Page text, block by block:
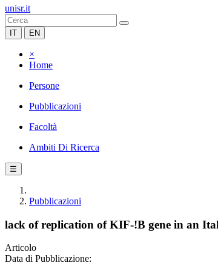
unisr.it
IT EN
×
Home
Persone
Pubblicazioni
Facoltà
Ambiti Di Ricerca
☰
Pubblicazioni
lack of replication of KIF-!B gene in an
Articolo
Data di Pubblicazione: